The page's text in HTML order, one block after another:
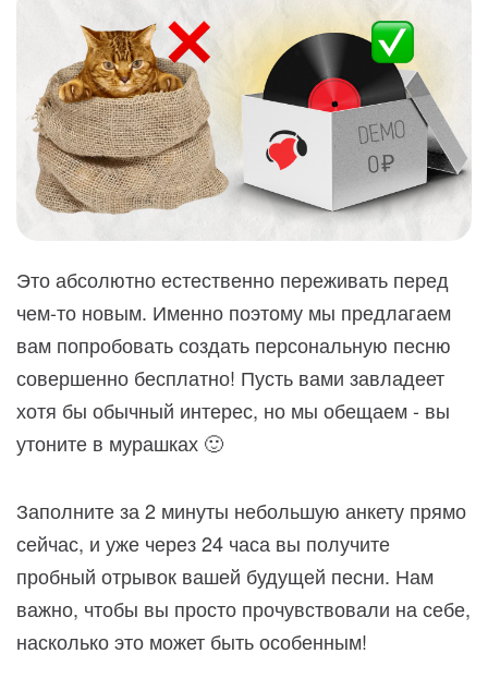
Это абсолютно естественно переживать перед
чем-то новым. Именно поэтому мы предлагаем
вам попробовать создать персональную песню
совершенно бесплатно! Пусть вами завладеет
хотя бы обычный интерес, но мы обещаем - вы
утоните в мурашках 🙂
Заполните за 2 минуты небольшую анкету прямо
сейчас, и уже через 24 часа вы получите
пробный отрывок вашей будущей песни. Нам
важно, чтобы вы просто прочувствовали на себе,
насколько это может быть особенным!